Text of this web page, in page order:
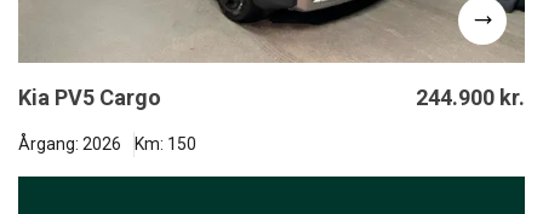
Kia PV5 Cargo 244.900 kr.
Årgang: 2026 Km: 150